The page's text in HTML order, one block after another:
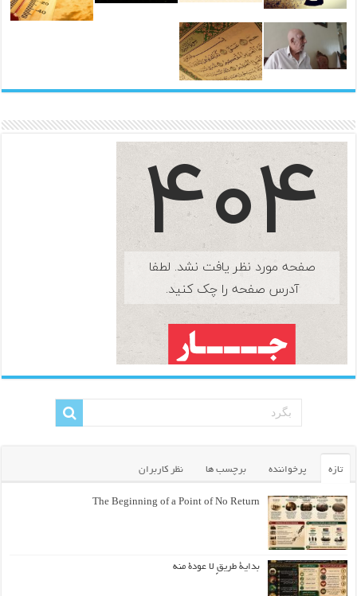
تازه پرخواننده برچسب ها نظر کاربران
The Beginning of a Point of No Return
بداية طريقٍ لا عودة منه